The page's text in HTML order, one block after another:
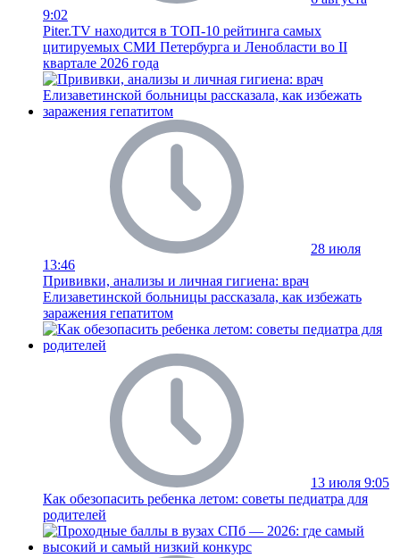
9:02
Piter.TV находится в ТОП-10 рейтинга самых
цитируемых СМИ Петербурга и Ленобласти во II
квартале 2026 года
28 июля
13:46
Прививки, анализы и личная гигиена: врач
Елизаветинской больницы рассказала, как избежать
заражения гепатитом
13 июля 9:05
Как обезопасить ребенка летом: советы педиатра для
родителей